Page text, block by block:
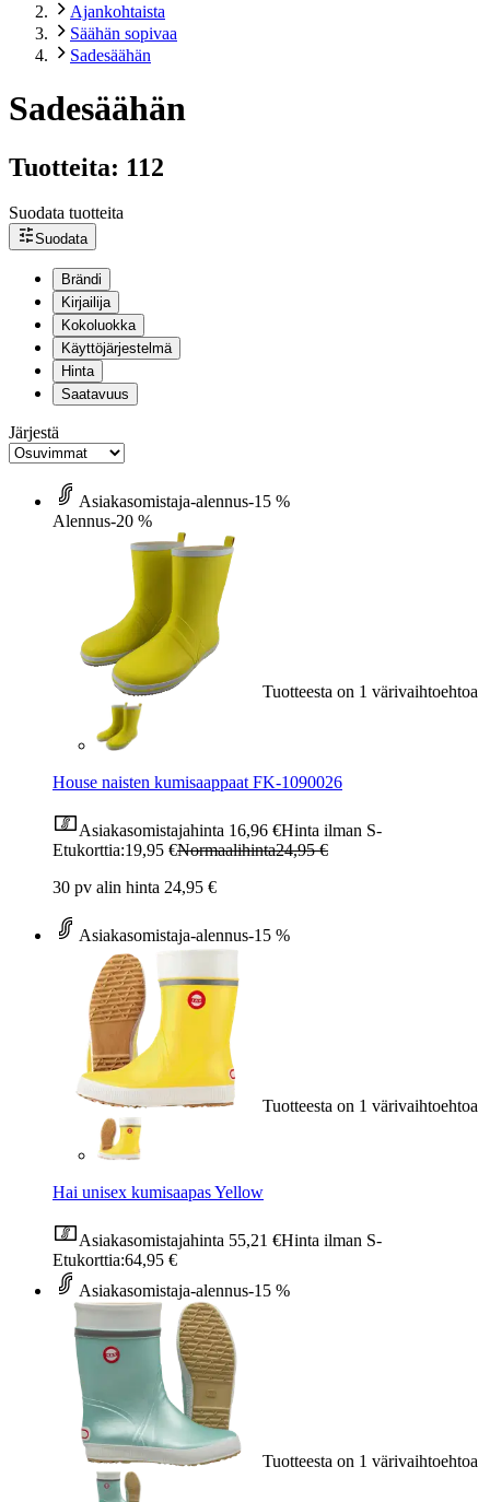
Ajankohtaista
Säähän sopivaa
Sadesäähän
Sadesäähän
Tuotteita: 112
Suodata tuotteita
Suodata
Brändi
Kirjailija
Kokoluokka
Käyttöjärjestelmä
Hinta
Saatavuus
Järjestä
Asiakasomistaja-alennus-15 %
Alennus-20 %
Tuotteesta on 1 värivaihtoehtoa
House naisten kumisaappaat FK-1090026
Asiakasomistajahinta 16,96 €Hinta ilman S-
Etukorttia:19,95 €Normaalihinta24,95 €
30 pv alin hinta 24,95 €
Asiakasomistaja-alennus-15 %
Tuotteesta on 1 värivaihtoehtoa
Hai unisex kumisaapas Yellow
Asiakasomistajahinta 55,21 €Hinta ilman S-
Etukorttia:64,95 €
Asiakasomistaja-alennus-15 %
Tuotteesta on 1 värivaihtoehtoa